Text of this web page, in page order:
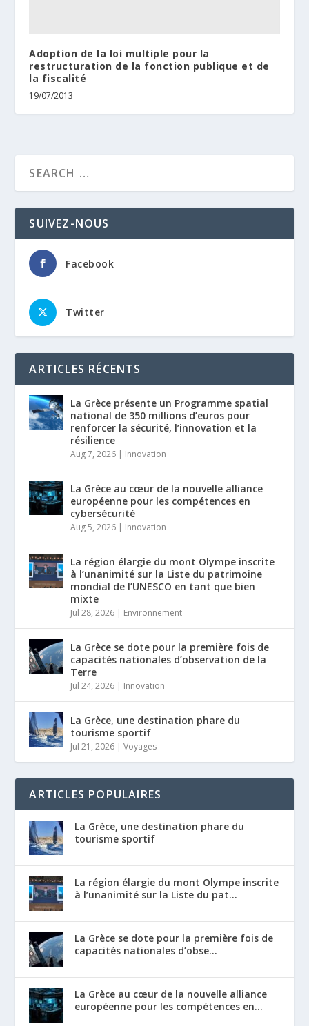
Adoption de la loi multiple pour la
restructuration de la fonction publique et de
la fiscalité
19/07/2013
SUIVEZ-NOUS
Facebook
Twitter
ARTICLES RÉCENTS
La Grèce présente un Programme spatial
national de 350 millions d’euros pour
renforcer la sécurité, l’innovation et la
résilience
Aug 7, 2026 | Innovation
La Grèce au cœur de la nouvelle alliance
européenne pour les compétences en
cybersécurité
Aug 5, 2026 | Innovation
La région élargie du mont Olympe inscrite
à l’unanimité sur la Liste du patrimoine
mondial de l’UNESCO en tant que bien
mixte
Jul 28, 2026 | Environnement
La Grèce se dote pour la première fois de
capacités nationales d’observation de la
Terre
Jul 24, 2026 | Innovation
La Grèce, une destination phare du
tourisme sportif
Jul 21, 2026 |Voyages
ARTICLES POPULAIRES
La Grèce, une destination phare du
tourisme sportif
La région élargie du mont Olympe inscrite
à l’unanimité sur la Liste du pat...
La Grèce se dote pour la première fois de
capacités nationales d’obse...
La Grèce au cœur de la nouvelle alliance
européenne pour les compétences en...